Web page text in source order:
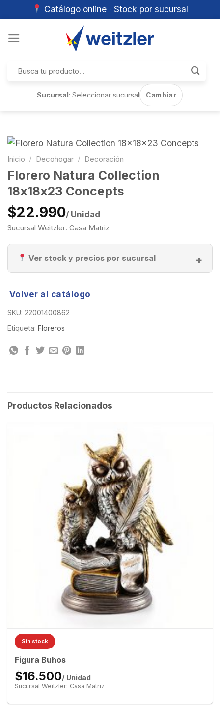
Catálogo online · Stock por sucursal
por:
Sucursal:Seleccionar sucursal Cambiar
Inicio / Decohogar / Decoración
Florero Natura Collection
18x18x23 Concepts
$22.990/ Unidad
Sucursal Weitzler: Casa Matriz
Ver stock y precios por sucursal
Volver al catálogo
SKU: 22001400862
Etiqueta: Floreros
Productos Relacionados
Sin stock
Figura Buhos
$16.500/ Unidad
Sucursal Weitzler: Casa Matriz